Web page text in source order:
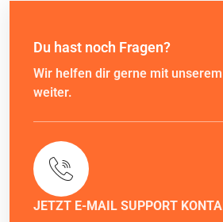
Du hast noch Fragen?
Wir helfen dir gerne mit
weiter.
JETZT E-MAIL SUPPORT